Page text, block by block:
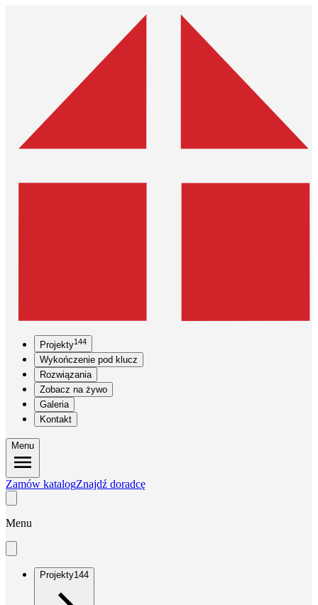
Projekty144
Wykończenie pod klucz
Rozwiązania
Zobacz na żywo
Galeria
Kontakt
Menu
Zamów katalogZnajdź doradcę
Menu
Projekty144